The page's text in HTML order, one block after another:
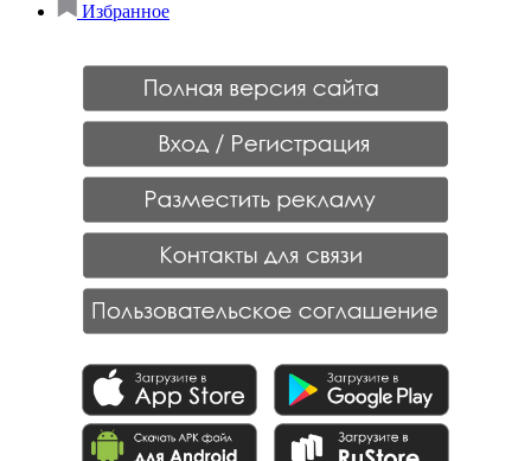
Избранное